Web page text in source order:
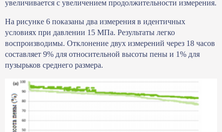
увеличивается с увеличением продолжительности измерения.
На рисунке 6 показаны два измерения в идентичных
условиях при давлении 15 МПа. Результаты легко
воспроизводимы. Отклонение двух измерений через 18 часов
составляет 9% для относительной высоты пены и 1% для
пузырьков среднего размера.